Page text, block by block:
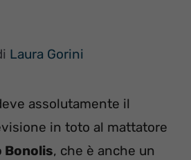
Laura Gorini
assolutamente il
in toto al mattatore
Bonolis, che è anche un